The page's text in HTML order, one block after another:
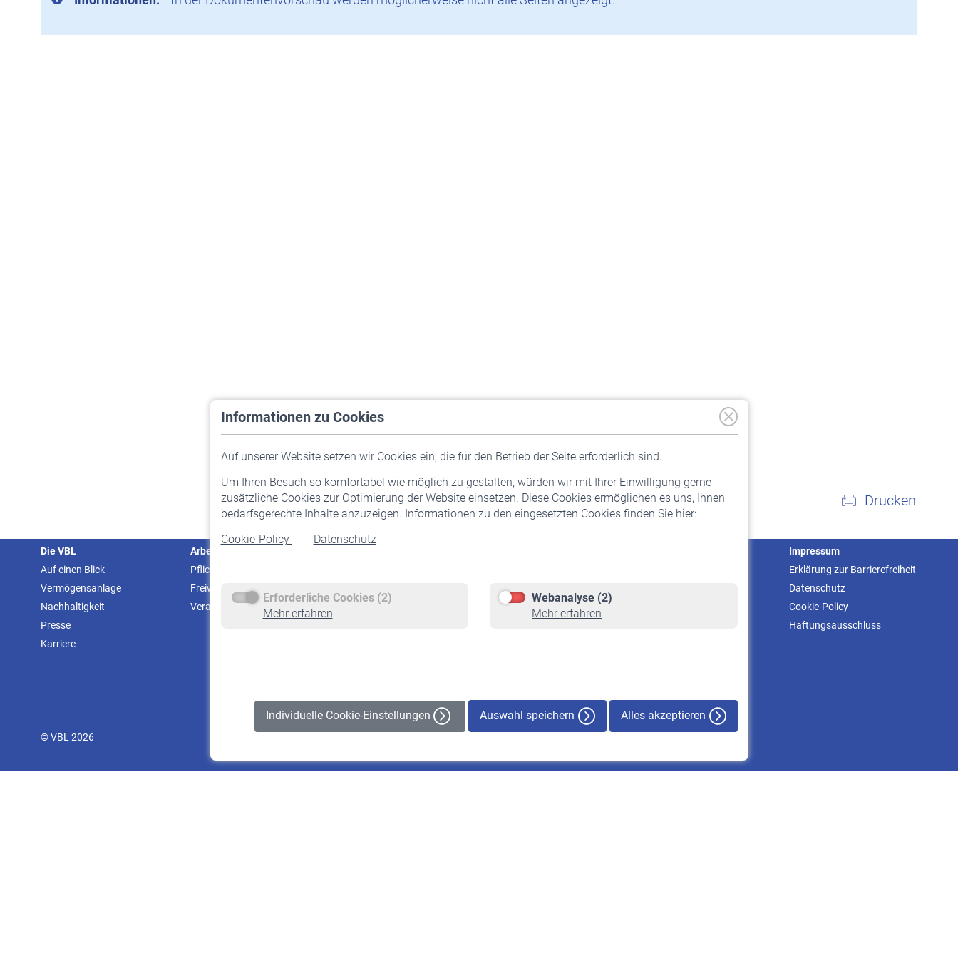
Informationen zu Cookies
Auf unserer Website setzen wir Cookies ein, die für den Betrieb der Seite erforderlich sind.
Um Ihren Besuch so komfortabel wie möglich zu gestalten, würden wir mit Ihrer Einwilligung gerne
zusätzliche Cookies zur Optimierung der Website einsetzen. Diese Cookies ermöglichen es uns, Ihnen
bedarfsgerechte Inhalte anzuzeigen. Informationen zu den eingesetzten Cookies finden Sie hier:
Cookie-Policy
Datenschutz
Erforderliche Cookies (2)
Mehr erfahren
Webanalyse (2)
Mehr erfahren
Individuelle Cookie-Einstellungen Auswahl speichern Alles akzeptieren
Drucken
Die VBL
Auf einen Blick
Vermögensanlage
Nachhaltigkeit
Presse
Karriere
Arbeitgeber
Pflichtversicherung
Freiwillige Versicherung
Veranstaltungen
Staatliche Förderung
Rente beantragen
Rentenauszahlung
Impressum
Erklärung zur Barrierefreiheit
Datenschutz
Cookie-Policy
Haftungsausschluss
© VBL 2026